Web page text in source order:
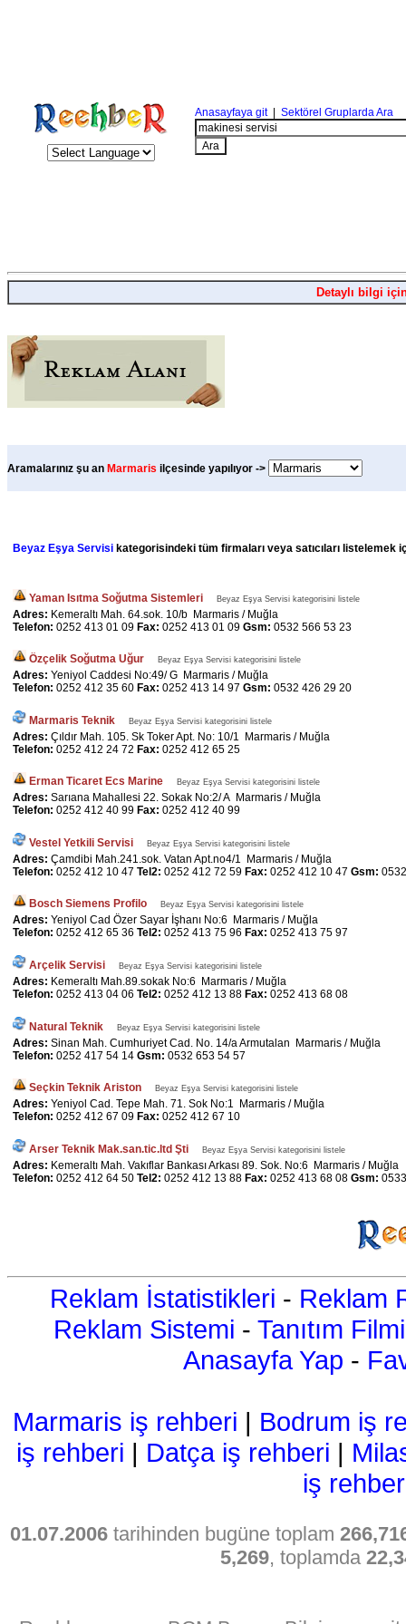
Anasayfaya git| Sektörel Gruplarda Ara
Detaylı bilgi
Aramalarınız şu an Marmaris ilçesinde yapılıyor ->
Beyaz Eşya Servisi kategorisindeki tüm firmaları veya satıcıları listelemek
Yaman Isıtma Soğutma Sistemleri Beyaz Eşya Servisi kategorisini listele
Adres: Kemeraltı Mah. 64.sok. 10/b Marmaris / Muğla
Telefon: 0252 413 01 09 Fax: 0252 413 01 09 Gsm: 0532 566 53 23
Özçelik Soğutma Uğur Beyaz Eşya Servisi kategorisini listele
Adres: Yeniyol Caddesi No:49/ G Marmaris / Muğla
Telefon: 0252 412 35 60 Fax: 0252 413 14 97 Gsm: 0532 426 29 20
Marmaris Teknik Beyaz Eşya Servisi kategorisini listele
Adres: Çıldır Mah. 105. Sk Toker Apt. No: 10/1 Marmaris / Muğla
Telefon: 0252 412 24 72 Fax: 0252 412 65 25
Erman Ticaret Ecs Marine Beyaz Eşya Servisi kategorisini listele
Adres: Sarıana Mahallesi 22. Sokak No:2/ A Marmaris / Muğla
Telefon: 0252 412 40 99 Fax: 0252 412 40 99
Vestel Yetkili Servisi Beyaz Eşya Servisi kategorisini listele
Adres: Çamdibi Mah.241.sok. Vatan Apt.no4/1 Marmaris / Muğla
Telefon: 0252 412 10 47 Tel2: 0252 412 72 59 Fax: 0252 412 10 47 Gsm:
Bosch Siemens Profilo Beyaz Eşya Servisi kategorisini listele
Adres: Yeniyol Cad Özer Sayar İşhanı No:6 Marmaris / Muğla
Telefon: 0252 412 65 36 Tel2: 0252 413 75 96 Fax: 0252 413 75 97
Arçelik Servisi Beyaz Eşya Servisi kategorisini listele
Adres: Kemeraltı Mah.89.sokak No:6 Marmaris / Muğla
Telefon: 0252 413 04 06 Tel2: 0252 412 13 88 Fax: 0252 413 68 08
Natural Teknik Beyaz Eşya Servisi kategorisini listele
Adres: Sinan Mah. Cumhuriyet Cad. No. 14/a Armutalan Marmaris / Muğla
Telefon: 0252 417 54 14 Gsm: 0532 653 54 57
Seçkin Teknik Ariston Beyaz Eşya Servisi kategorisini listele
Adres: Yeniyol Cad. Tepe Mah. 71. Sok No:1 Marmaris / Muğla
Telefon: 0252 412 67 09 Fax: 0252 412 67 10
Arser Teknik Mak.san.tic.ltd Şti Beyaz Eşya Servisi kategorisini listele
Adres: Kemeraltı Mah. Vakıflar Bankası Arkası 89. Sok. No:6 Marmaris / Muğla
Telefon: 0252 412 64 50 Tel2: 0252 412 13 88 Fax: 0252 413 68 08 Gsm:
Reklam İstatistikleri - Reklam
Reklam Sistemi - Tanıtım Filmi
Anasayfa Yap -
Marmaris iş rehberi | Bodrum iş
iş rehberi | Datça iş rehberi |
iş
01.07.2006 tarihinden bugüne toplam
5,269, toplamda